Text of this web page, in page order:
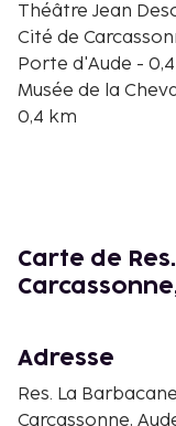
Théâtre Jean
Cité de
Porte d'Aude -
Musée de la
0,4 km
Château Comtal
Pont-Vieux - 0,7
Pont-Neuf de
Le Musée de la
Centre de
Les aéroports les
Carte de
Adresse
Res. La
Carcassonne,